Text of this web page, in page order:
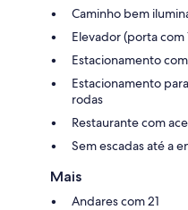
Caminho bem
Elevador (porta
Estacionamento
Estacionamento
rodas
Restaurante com
Sem escadas até a
Mais
Andares com 21